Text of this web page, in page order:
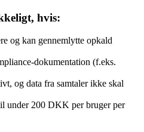
hvis:
og kan gennemlytte opkald
dokumentation (f.eks.
og data fra samtaler ikke skal
under 200 DKK per bruger per